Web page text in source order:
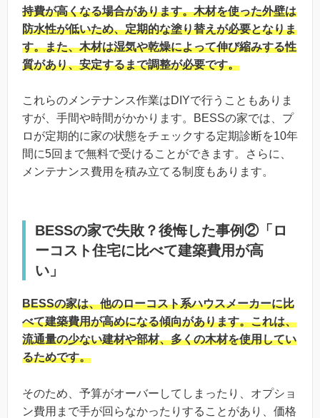
持費が高くなる場合があります。木材を使った外壁は
防水性が低いため、定期的な塗り替えが必要となりま
す。また、木材は湿気や乾燥によって伸び縮みする性
質があり、安定するまで調整が必要です。
これらのメンテナンス作業はDIYで行うこともありま
すが、手間や時間がかかります。BESSの家では、プ
ロが定期的に家の状態をチェックする定期診断を10年
間に5回まで無料で受けることができます。さらに、
メンテナンス費用を積み立てる制度もあります。
BESSの家で失敗？後悔した事例②「ロ
ーコスト住宅に比べて建築費用が高
い」
BESSの家は、他のローコスト系ハウスメーカーに比
べて建築費用が高めになる傾向があります。これは、
流通量の少ない建材や部材、多くの木材を使用してい
るためです。
そのため、予算がオーバーしてしまったり、オプショ
ン費用まで手が回らなかったりすることがあり、価格